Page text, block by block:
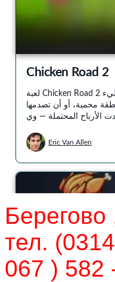
тел.
067 ) 582